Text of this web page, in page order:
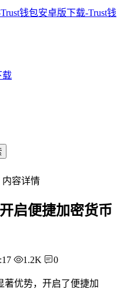
载
内容详情
启便捷加密货币
1.2K 0
著优势，开启了便捷加